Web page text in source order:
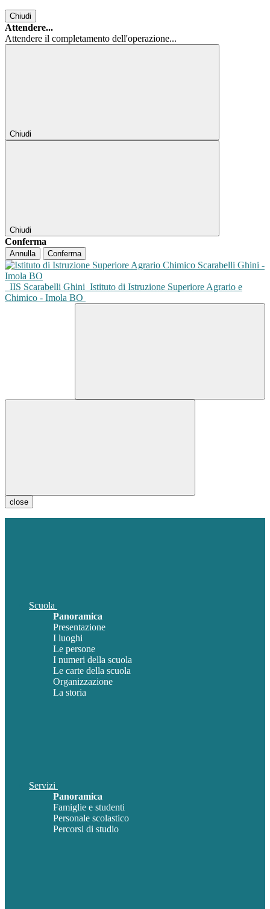
Chiudi
Attendere...
Attendere il completamento dell'operazione...
Chiudi
Chiudi
Conferma
Annulla Conferma
IIS Scarabelli Ghini Istituto di Istruzione Superiore Agrario e
Chimico - Imola BO
close
Scuola
Panoramica
Presentazione
I luoghi
Le persone
I numeri della scuola
Le carte della scuola
Organizzazione
La storia
Servizi
Panoramica
Famiglie e studenti
Personale scolastico
Percorsi di studio